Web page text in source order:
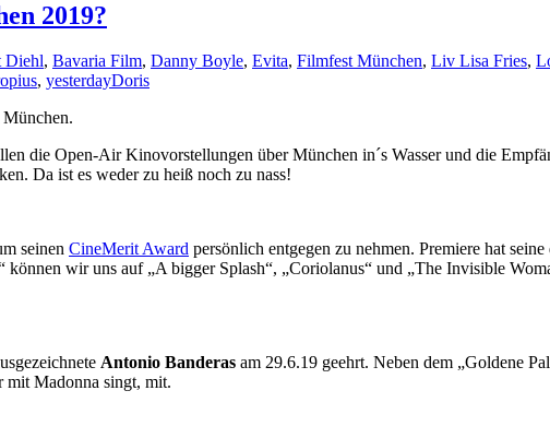
2019?
Diehl, Bavaria Film, Danny Boyle, Evita, Filmfest München, Liv Lisa Fries,
, yesterdayDoris
die Open-Air Kinovorstellungen über München in´s Wasser und die
Da ist es weder zu heiß noch zu nass!
seinen CineMerit Award persönlich entgegen zu nehmen. Premiere hat
wir uns auf „A bigger Splash“, „Coriolanus“ und „The Invisible
Antonio Banderas am 29.6.19 geehrt. Neben dem „Goldene
mit Madonna singt, mit.